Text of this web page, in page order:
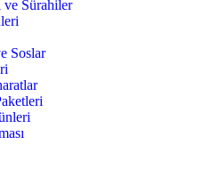
ve Sürahiler
Soslar